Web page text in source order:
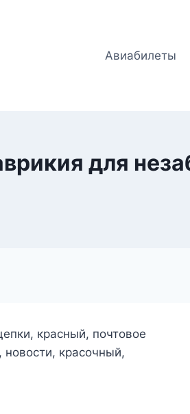
Авиабилеты
для